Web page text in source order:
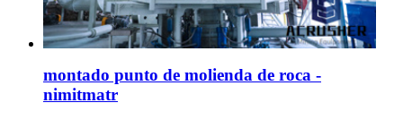
montado punto de molienda de roca -
nimitmatr